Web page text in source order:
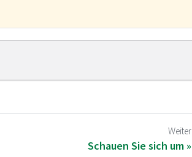
Weiter
Schauen Sie sich um